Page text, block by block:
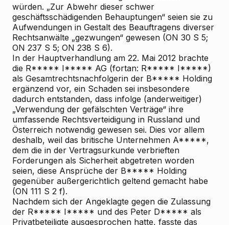
würden. „Zur Abwehr dieser schwer
geschäftsschädigenden Behauptungen“ seien sie zu
Aufwendungen in Gestalt des Beauftragens diverser
Rechtsanwälte „gezwungen“ gewesen (ON 30 S 5;
ON 237 S 5; ON 238 S 6).
In der Hauptverhandlung am 22. Mai 2012 brachte
die R***** I***** AG (fortan: R***** I*****)
als Gesamtrechtsnachfolgerin der B***** Holding
ergänzend vor, ein Schaden sei insbesondere
dadurch entstanden, dass infolge (anderweitiger)
„Verwendung der gefälschten Verträge“ ihre
umfassende Rechtsverteidigung in Russland und
Österreich notwendig gewesen sei. Dies vor allem
deshalb, weil das britische Unternehmen A*****,
dem die in der Vertragsurkunde verbrieften
Forderungen als Sicherheit abgetreten worden
seien, diese Ansprüche der B***** Holding
gegenüber außergerichtlich geltend gemacht habe
(ON 111 S 2 f).
Nachdem sich der Angeklagte gegen die Zulassung
der R***** I***** und des Peter D***** als
Privatbeteiligte ausgesprochen hatte, fasste das